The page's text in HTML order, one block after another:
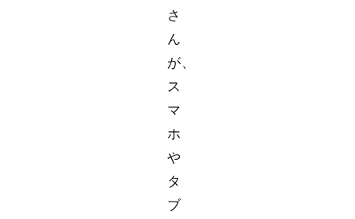
さ
ん
が、
ス
マ
ホ
や
タ
ブ